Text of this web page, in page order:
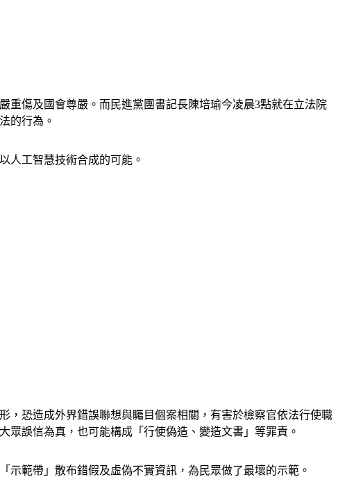
重傷及國會尊嚴。而民進黨團書記長陳培瑜今凌晨3點就在立法院
的行為。
人工智慧技術合成的可能。
，恐造成外界錯誤聯想與矚目個案相關，有害於檢察官依法行使職
誤信為真，也可能構成「行使偽造、變造文書」等罪責。
範帶」散布錯假及虛偽不實資訊，為民眾做了最壞的示範。